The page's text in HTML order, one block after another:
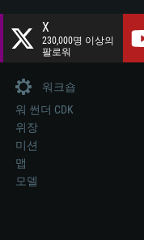
X
230,000명 이상의
팔로워
워크숍
워 썬더 CDK
위장
미션
맵
모델